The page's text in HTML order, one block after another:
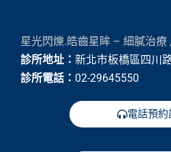
星光閃爍.皓齒星眸 – 細膩治療
診所地址： 新北市板橋區四川
診所電話： 02-29645550
電話預約